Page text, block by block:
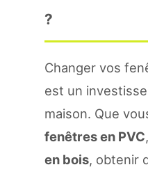
?
Changer vos
est un
maison. Que
fenêtres en PVC,
en bois, obtenir